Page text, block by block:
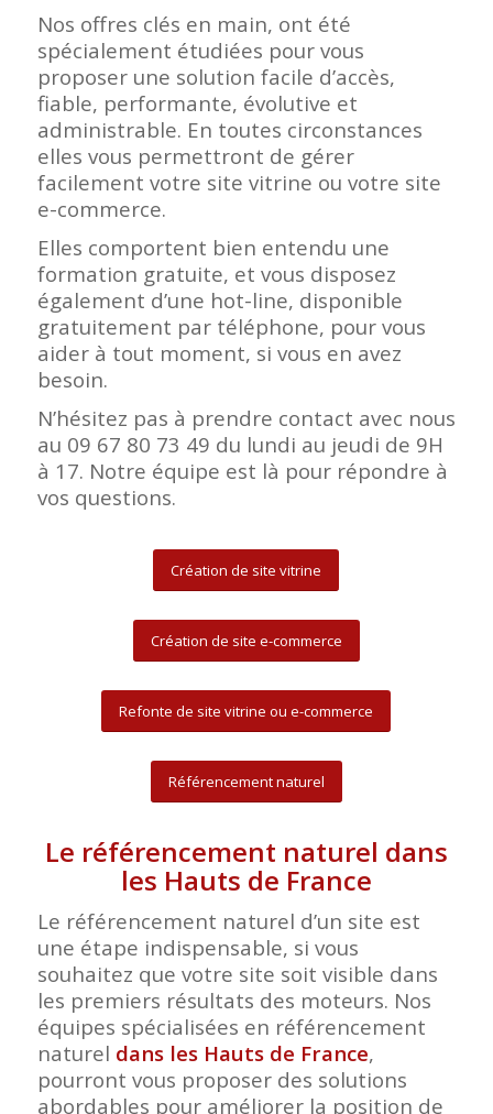
Nos offres clés en main, ont été
spécialement étudiées pour vous
proposer une solution facile d’accès,
fiable, performante, évolutive et
administrable. En toutes circonstances
elles vous permettront de gérer
facilement votre site vitrine ou votre site
e-commerce.
Elles comportent bien entendu une
formation gratuite, et vous disposez
également d’une hot-line, disponible
gratuitement par téléphone, pour vous
aider à tout moment, si vous en avez
besoin.
N’hésitez pas à prendre contact avec nous
au 09 67 80 73 49 du lundi au jeudi de 9H
à 17. Notre équipe est là pour répondre à
vos questions.
Création de site vitrine
Création de site e-commerce
Refonte de site vitrine ou e-commerce
Référencement naturel
Le référencement naturel dans
les Hauts de France
Le référencement naturel d’un site est
une étape indispensable, si vous
souhaitez que votre site soit visible dans
les premiers résultats des moteurs. Nos
équipes spécialisées en référencement
naturel dans les Hauts de France,
pourront vous proposer des solutions
abordables pour améliorer la position de